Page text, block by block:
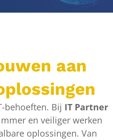
aan
behoeften. Bij IT Partner
en veiliger werken
oplossingen. Van